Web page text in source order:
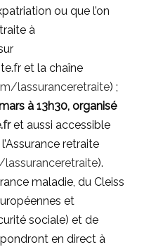
ou que l’on
à
et la chaîne
lassuranceretraite) ;
à 13h30, organisé
et aussi accessible
retraite
).
maladie, du Cleiss
et
sociale) et de
en direct à